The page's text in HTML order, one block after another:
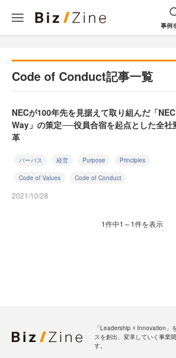
事例
Code of Conduct記事一覧
NECが100年先を見据えて取り組んだ「NEC
Way」の策定──役員合宿を起点とした全社
革
パーパス 経営 Purpose Principles
Code of Values Code of Conduct
2021/10/28
1件中1～1件を表示
「Leadership ☓ Innovation」
スを創出、変革していく事業
す。